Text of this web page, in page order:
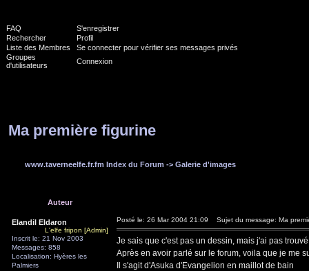
FAQ
S'enregistrer
Rechercher
Profil
Liste des Membres
Se connecter pour vérifier ses messages privés
Groupes
d'utilisateurs
Connexion
Ma première figurine
www.taverneelfe.fr.fm Index du Forum -> Galerie d'images
Auteur
Elandil Eldaron
L'elfe fripon [Admin]
Inscrit le: 21 Nov 2003
Messages: 858
Localisation: Hyères les
Palmiers
Posté le: 26 Mar 2004 21:09 Sujet du message: Ma
Je sais que c'est pas un dessin, mais j'ai pas
Après en avoir parlé sur le forum, voila que je me
Il s'agit d'Asuka d'Evangelion en maillot de bain